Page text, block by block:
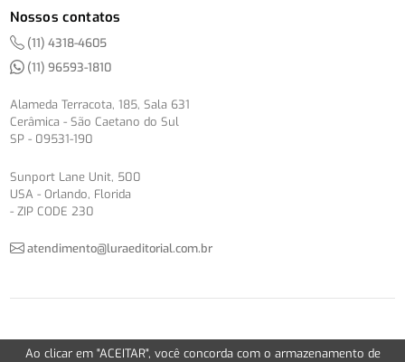
Nossos contatos
(11) 4318-4605
(11) 96593-1810
Alameda Terracota, 185, Sala 631
Cerâmica - São Caetano do Sul
SP - 09531-190
Sunport Lane Unit, 500
USA - Orlando, Florida
- ZIP CODE 230
atendimento@luraeditorial.com.br
© Copyright 2012-2026 -Política de Privacidade
Ao clicar em "ACEITAR", você concorda com o armazenamento de